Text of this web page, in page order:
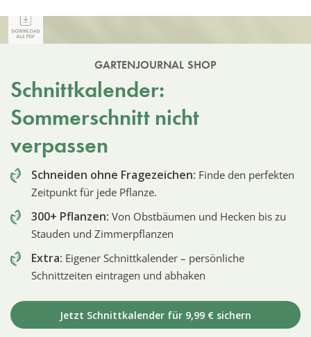
GARTENJOURNAL SHOP
Schnittkalender:
Sommerschnitt nicht
verpassen
Schneiden ohne Fragezeichen: Finde den perfekten
Zeitpunkt für jede Pflanze.
300+ Pflanzen: Von Obstbäumen und Hecken bis zu
Stauden und Zimmerpflanzen
Extra: Eigener Schnittkalender – persönliche
Schnittzeiten eintragen und abhaken
Jetzt Schnittkalender für 9,99 € sichern